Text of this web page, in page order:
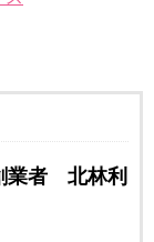
業者 北林利